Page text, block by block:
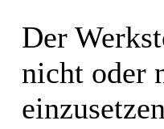
Der
nicht oder